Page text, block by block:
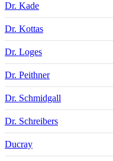
Dr. Kade
Dr. Kottas
Dr. Loges
Dr. Peithner
Dr. Schmidgall
Dr. Schreibers
Ducray